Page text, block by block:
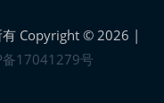
有 Copyright © 2026 |
备17041279号